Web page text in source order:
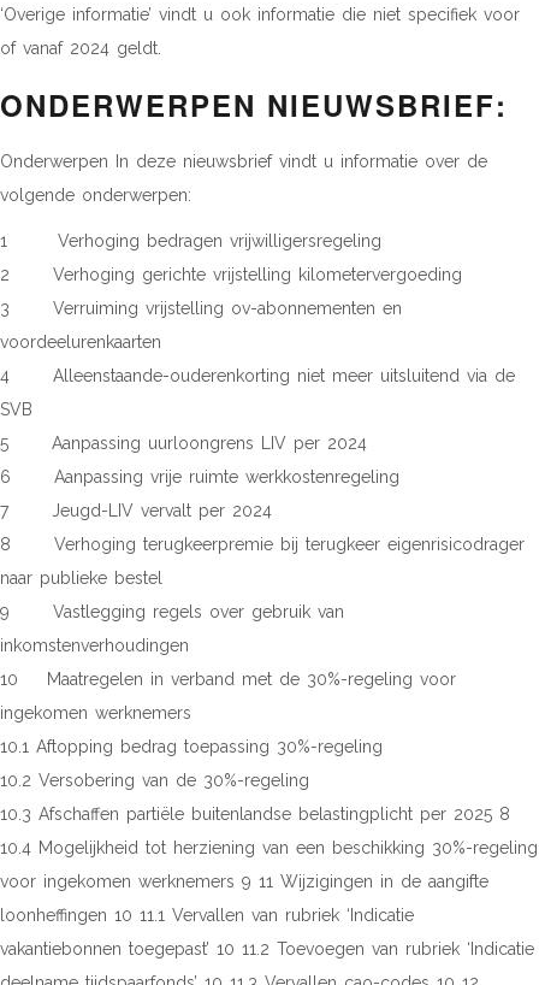
‘Overige informatie’ vindt u ook informatie die niet specifiek voor
of vanaf 2024 geldt.
ONDERWERPEN NIEUWSBRIEF:
Onderwerpen In deze nieuwsbrief vindt u informatie over de
volgende onderwerpen:
1 Verhoging bedragen vrijwilligersregeling
2 Verhoging gerichte vrijstelling kilometervergoeding
3 Verruiming vrijstelling ov-abonnementen en
voordeelurenkaarten
4 Alleenstaande-ouderenkorting niet meer uitsluitend via de
SVB
5 Aanpassing uurloongrens LIV per 2024
6 Aanpassing vrije ruimte werkkostenregeling
7 Jeugd-LIV vervalt per 2024
8 Verhoging terugkeerpremie bij terugkeer eigenrisicodrager
naar publieke bestel
9 Vastlegging regels over gebruik van
inkomstenverhoudingen
10 Maatregelen in verband met de 30%-regeling voor
ingekomen werknemers
10.1 Aftopping bedrag toepassing 30%-regeling
10.2 Versobering van de 30%-regeling
10.3 Afschaffen partiële buitenlandse belastingplicht per 2025 8
10.4 Mogelijkheid tot herziening van een beschikking 30%-regeling
voor ingekomen werknemers 9 11 Wijzigingen in de aangifte
loonheffingen 10 11.1 Vervallen van rubriek ‘Indicatie
vakantiebonnen toegepast’ 10 11.2 Toevoegen van rubriek ‘Indicatie